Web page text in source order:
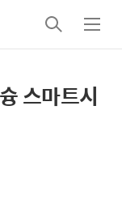
검
색
메
뉴
스마트시